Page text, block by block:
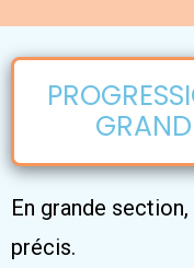
En grande
précis.